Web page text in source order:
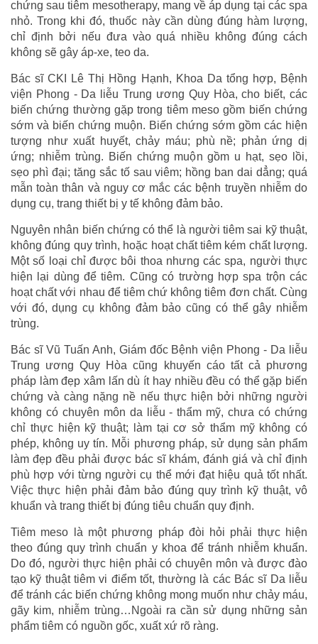
chứng sau tiêm mesotherapy, mang về áp dụng tại các spa
nhỏ. Trong khi đó, thuốc này cần dùng đúng hàm lượng,
chỉ định bởi nếu đưa vào quá nhiều không đúng cách
không sẽ gây áp-xe, teo da.
Bác sĩ CKI Lê Thị Hồng Hạnh, Khoa Da tổng hợp, Bệnh
viện Phong - Da liễu Trung ương Quy Hòa, cho biết, các
biến chứng thường gặp trong tiêm meso gồm biến chứng
sớm và biến chứng muộn. Biến chứng sớm gồm các hiện
tượng như xuất huyết, chảy máu; phù nề; phản ứng dị
ứng; nhiễm trùng. Biến chứng muộn gồm u hạt, sẹo lồi,
sẹo phì đại; tăng sắc tố sau viêm; hồng ban dai dẳng; quá
mẫn toàn thân và nguy cơ mắc các bệnh truyền nhiễm do
dụng cụ, trang thiết bị y tế không đảm bảo.
Nguyên nhân biến chứng có thể là người tiêm sai kỹ thuật,
không đúng quy trình, hoặc hoạt chất tiêm kém chất lượng.
Một số loại chỉ được bôi thoa nhưng các spa, người thực
hiện lại dùng để tiêm. Cũng có trường hợp spa trộn các
hoạt chất với nhau để tiêm chứ không tiêm đơn chất. Cùng
với đó, dụng cụ không đảm bảo cũng có thể gây nhiễm
trùng.
Bác sĩ Vũ Tuấn Anh, Giám đốc Bệnh viện Phong - Da liễu
Trung ương Quy Hòa cũng khuyến cáo tất cả phương
pháp làm đẹp xâm lấn dù ít hay nhiều đều có thể gặp biến
chứng và càng nặng nề nếu thực hiện bởi những người
không có chuyên môn da liễu - thẩm mỹ, chưa có chứng
chỉ thực hiện kỹ thuật; làm tại cơ sở thẩm mỹ không có
phép, không uy tín. Mỗi phương pháp, sử dụng sản phẩm
làm đẹp đều phải được bác sĩ khám, đánh giá và chỉ định
phù hợp với từng người cụ thể mới đạt hiệu quả tốt nhất.
Việc thực hiện phải đảm bảo đúng quy trình kỹ thuật, vô
khuẩn và trang thiết bị đúng tiêu chuẩn quy định.
Tiêm meso là một phương pháp đòi hỏi phải thực hiện
theo đúng quy trình chuẩn y khoa để tránh nhiễm khuẩn.
Do đó, người thực hiện phải có chuyên môn và được đào
tạo kỹ thuật tiêm vi điểm tốt, thường là các Bác sĩ Da liễu
để tránh các biến chứng không mong muốn như chảy máu,
gãy kim, nhiễm trùng…Ngoài ra cần sử dụng những sản
phẩm tiêm có nguồn gốc, xuất xứ rõ ràng.